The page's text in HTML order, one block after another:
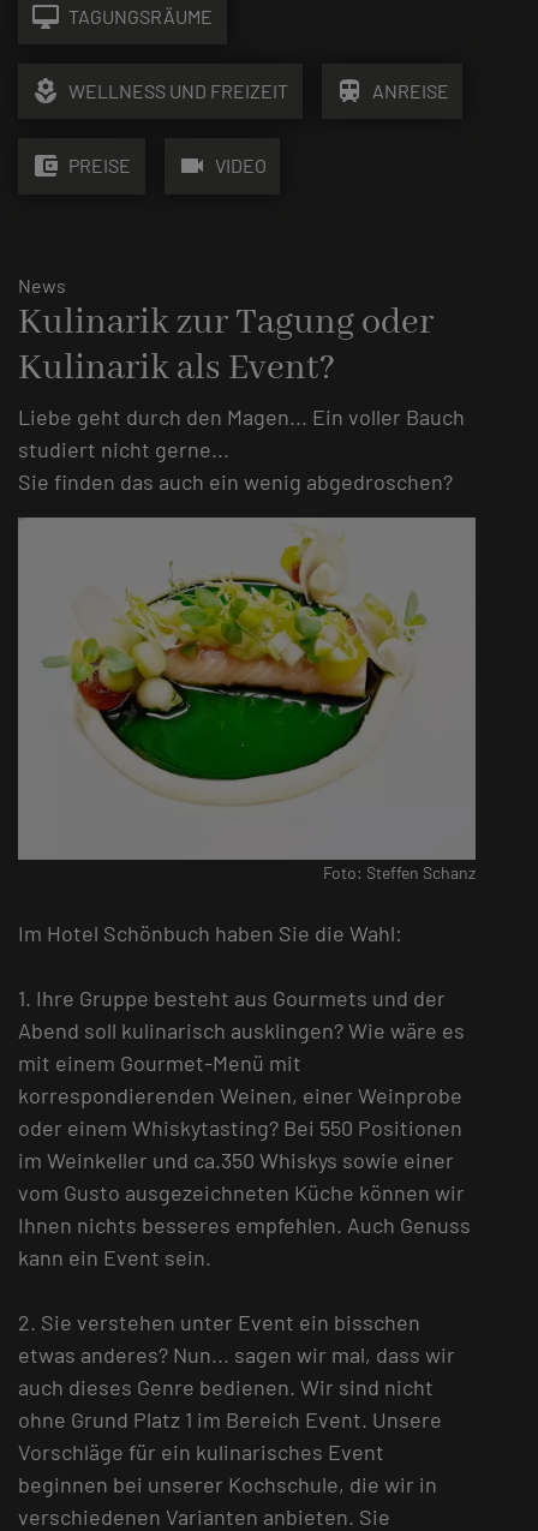
desktop_mac TAGUNGSRÄUME
local_florist WELLNESS UND FREIZEIT train ANREISE
account_balance_wallet PREISE videocam VIDEO
News
Kulinarik zur Tagung oder
Kulinarik als Event?
Liebe geht durch den Magen... Ein voller Bauch
studiert nicht gerne...
Sie finden das auch ein wenig abgedroschen?
Foto: Steffen Schanz
Im Hotel Schönbuch haben Sie die Wahl:
1. Ihre Gruppe besteht aus Gourmets und der
Abend soll kulinarisch ausklingen? Wie wäre es
mit einem Gourmet-Menü mit
korrespondierenden Weinen, einer Weinprobe
oder einem Whiskytasting? Bei 550 Positionen
im Weinkeller und ca.350 Whiskys sowie einer
vom Gusto ausgezeichneten Küche können wir
Ihnen nichts besseres empfehlen. Auch Genuss
kann ein Event sein.
2. Sie verstehen unter Event ein bisschen
etwas anderes? Nun... sagen wir mal, dass wir
auch dieses Genre bedienen. Wir sind nicht
ohne Grund Platz 1 im Bereich Event. Unsere
Vorschläge für ein kulinarisches Event
beginnen bei unserer Kochschule, die wir in
verschiedenen Varianten anbieten. Sie